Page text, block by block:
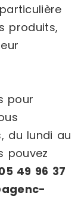
produits,
pour
du lundi au
pouvez
49 96 37